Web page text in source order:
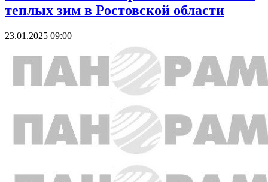
теплых зим в Ростовской области
23.01.2025 09:00